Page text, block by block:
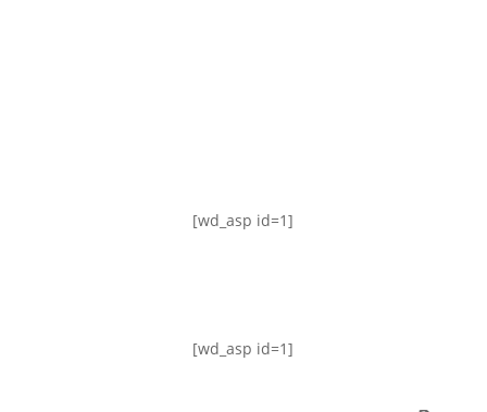
[wd_asp id=1]
[wd_asp id=1]